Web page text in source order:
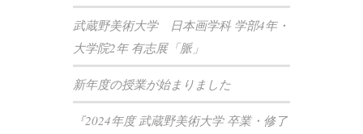
武蔵野美術大学 日本画学科 学部4年・
大学院2年 有志展「脈」
新年度の授業が始まりました
『2024年度 武蔵野美術大学 卒業・修了